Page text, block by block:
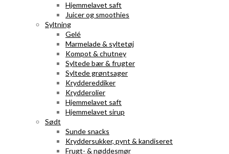
Hjemmelavet saft
Juicer og smoothies
Syltning
Gelé
Marmelade & syltetøj
Kompot & chutney
Syltede bær & frugter
Syltede grøntsager
Kryddereddiker
Krydderolier
Hjemmelavet saft
Hjemmelavet sirup
Sødt
Sunde snacks
Kryddersukker, pynt & kandiseret
Frugt- & nøddesmør